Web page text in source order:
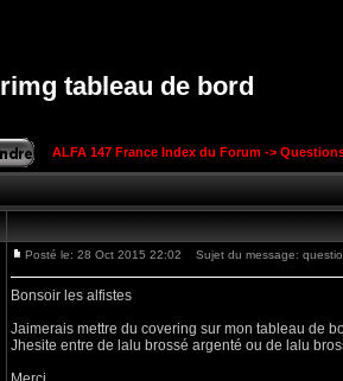
tableau de bord
ALFA 147 France Index du Forum ->
Posté le: 28 Oct 2015 22:02 Sujet du message:
Bonsoir les alfistes
Jaimerais mettre du covering sur mon tableau de
Jhesite entre de lalu brossé argenté ou de lalu